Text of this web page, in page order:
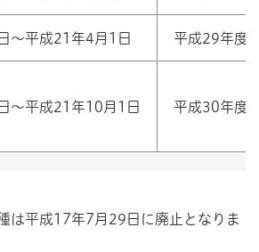
〜平成21年4月1日 平成29年度
〜平成21年10月1日 平成30年度
は平成17年7月29日に廃止となりま